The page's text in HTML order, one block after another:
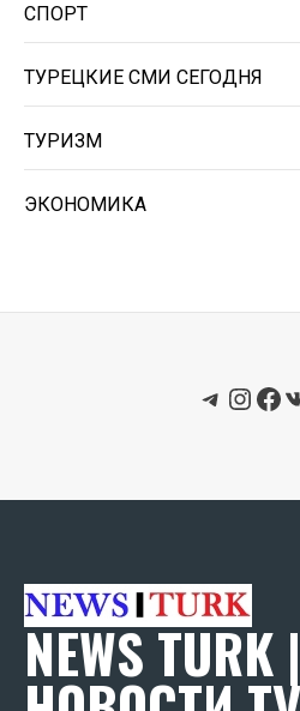
СПОРТ
ТУРЕЦКИЕ СМИ СЕГОДНЯ
ТУРИЗМ
ЭКОНОМИКА
NEWS TURK |